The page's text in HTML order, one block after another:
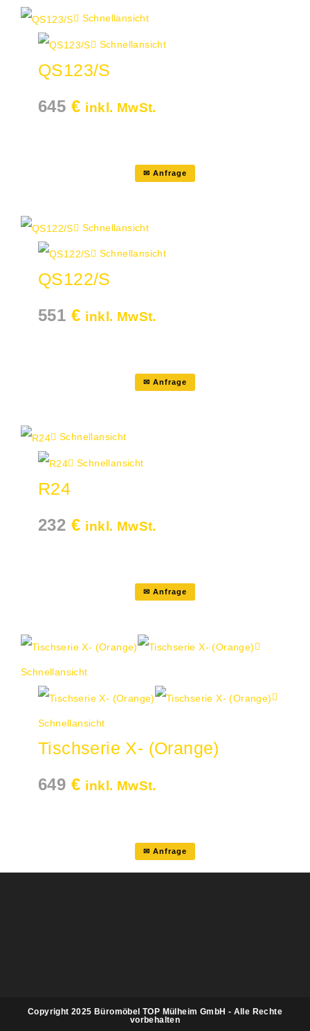
Schnellansicht
✉ Anfrage
Schnellansicht
QS123/S
645 € inkl. MwSt.
Schnellansicht
✉ Anfrage
Schnellansicht
QS122/S
551 € inkl. MwSt.
Schnellansicht
✉ Anfrage
Schnellansicht
R24
232 € inkl. MwSt.
Schnellansicht
✉ Anfrage
Schnellansicht
Tischserie X- (Orange)
649 € inkl. MwSt.
Copyright 2025 Büromöbel TOP Mülheim GmbH - Alle Rechte
vorbehalten